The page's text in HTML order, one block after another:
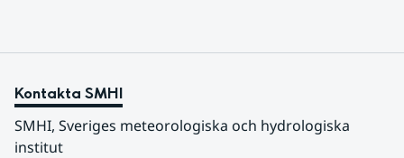
Kontakta SMHI
SMHI, Sveriges meteorologiska och hydrologiska
institut